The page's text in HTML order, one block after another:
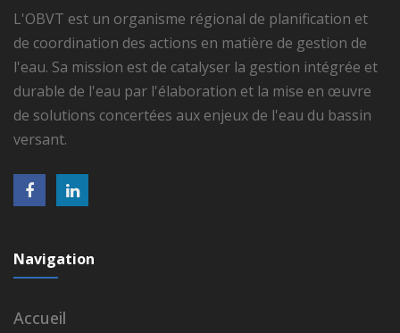
L'OBVT est un organisme régional de planification et
de coordination des actions en matière de gestion de
l'eau. Sa mission est de catalyser la gestion intégrée et
durable de l'eau par l'élaboration et la mise en œuvre
de solutions concertées aux enjeux de l'eau du bassin
versant.
Navigation
Accueil